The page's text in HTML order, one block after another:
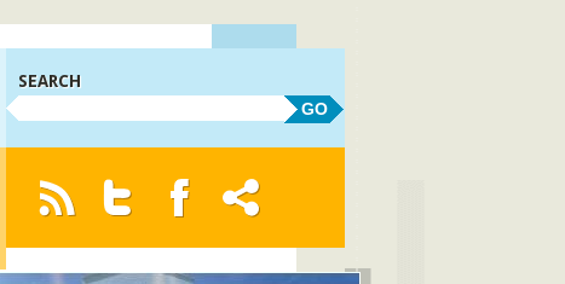
SEARCH
GO